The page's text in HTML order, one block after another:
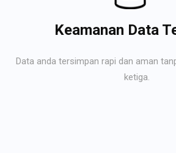
Keamanan Data
Data anda tersimpan rapi dan aman
ketiga.